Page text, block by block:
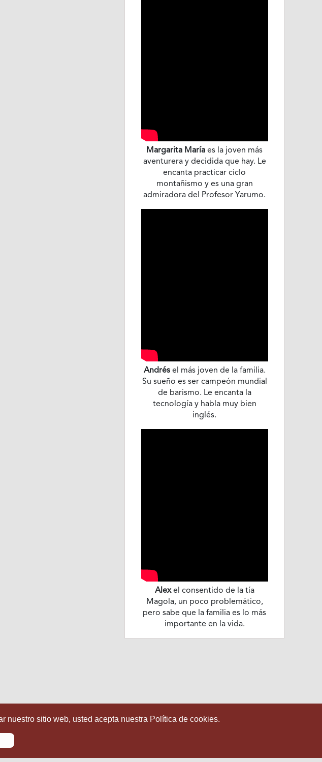
Margarita María es la joven más
aventurera y decidida que hay. Le
encanta practicar ciclo
montañismo y es una gran
admiradora del Profesor Yarumo.
Andrésel más joven de la familia.
Su sueño es ser campeón mundial
de barismo. Le encanta la
tecnología y habla muy bien
inglés.
Alexel consentido de la tía
Magola, un poco problemático,
pero sabe que la familia es lo más
importante en la vida.
nuestro sitio web, usted acepta nuestra Política de cookies.